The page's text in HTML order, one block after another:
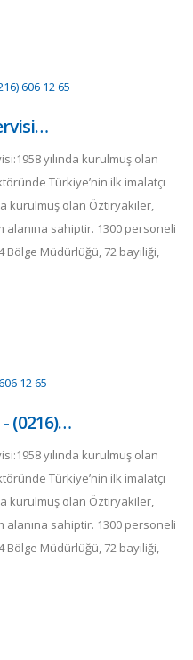
yılında kurulmuş olan
Türkiye’nin ilk imalatçı
kurulmuş olan Öztiryakiler,
alanına sahiptir. 1300 personeli
Bölge Müdürlüğü, 72 bayiliği,
(0216)…
yılında kurulmuş olan
Türkiye’nin ilk imalatçı
kurulmuş olan Öztiryakiler,
alanına sahiptir. 1300 personeli
Bölge Müdürlüğü, 72 bayiliği,